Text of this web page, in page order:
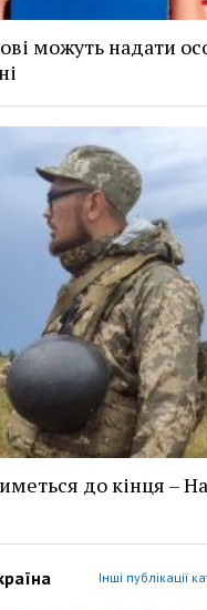
можуть надати
до кінця –
Інші публікації